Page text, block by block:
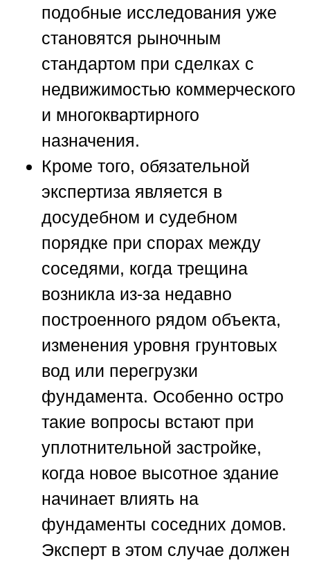
подобные исследования уже
становятся рыночным
стандартом при сделках с
недвижимостью коммерческого
и многоквартирного
назначения.
Кроме того, обязательной
экспертиза является в
досудебном и судебном
порядке при спорах между
соседями, когда трещина
возникла из-за недавно
построенного рядом объекта,
изменения уровня грунтовых
вод или перегрузки
фундамента. Особенно остро
такие вопросы встают при
уплотнительной застройке,
когда новое высотное здание
начинает влиять на
фундаменты соседних домов.
Эксперт в этом случае должен